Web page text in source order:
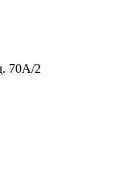
70А/2